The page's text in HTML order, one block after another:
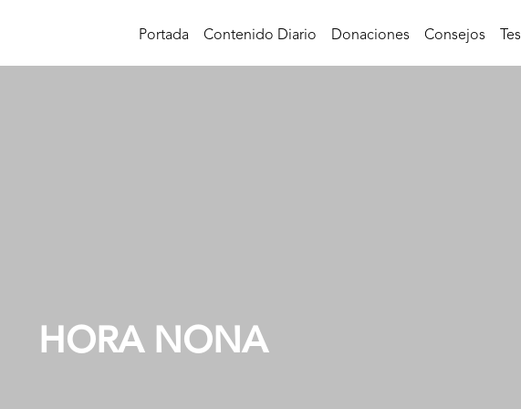
Portada Contenido Diario Donaciones Consejos
HORA NONA